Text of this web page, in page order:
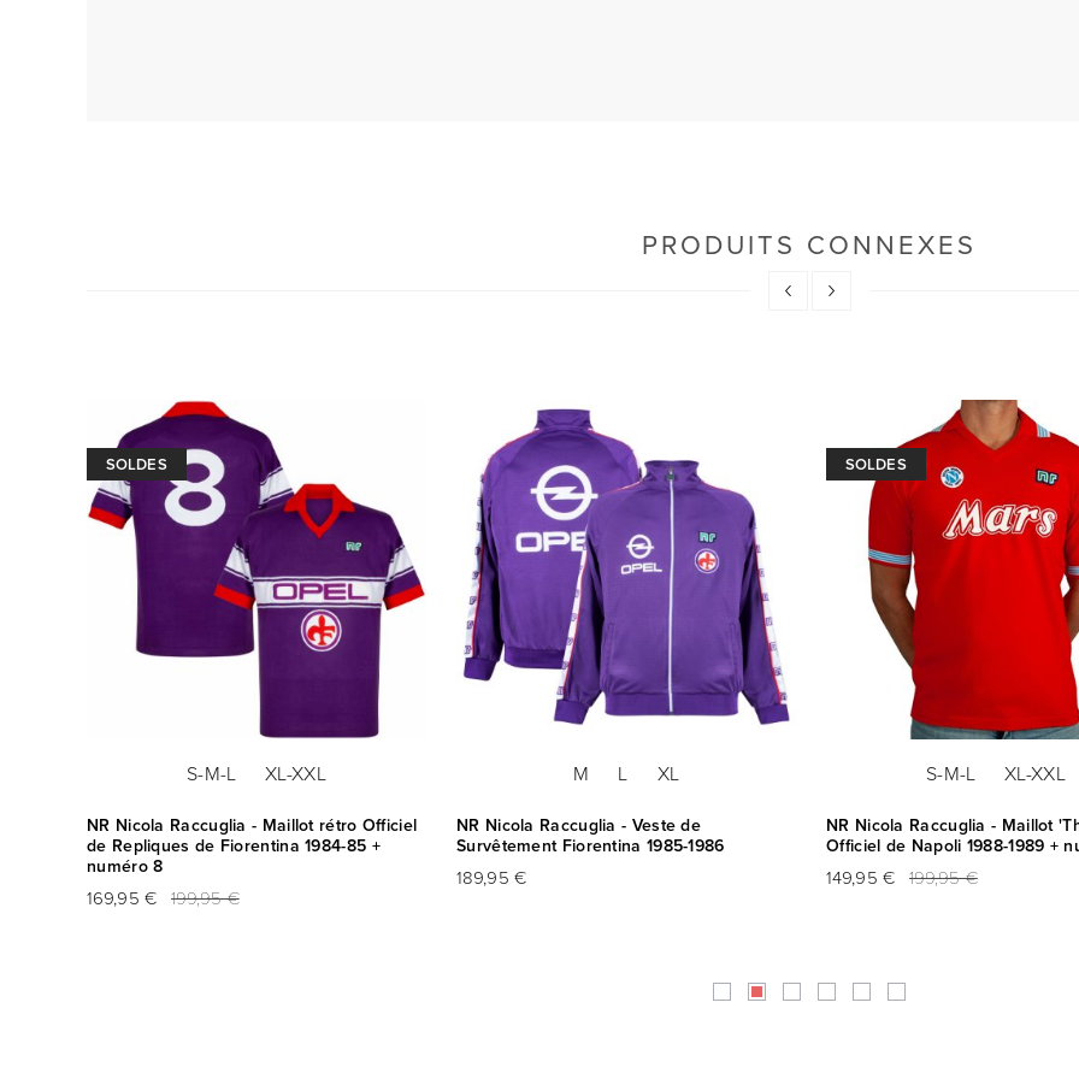
PRODUITS CONNEXES
SOLDES
S-M-L XL-XXL
NR Nicola Raccuglia - Maillot rétro Officiel
de Repliques de Fiorentina 1984-85 +
numéro 8
169,95 € 199,95 €
M L XL
NR Nicola Raccuglia - Veste de
Survêtement Fiorentina 1985-1986
189,95 €
SOLDES
S-M-L XL-XXL
NR Nicola Raccuglia - Maillot
Officiel de Napoli 1988-1989 +
149,95 € 199,95 €